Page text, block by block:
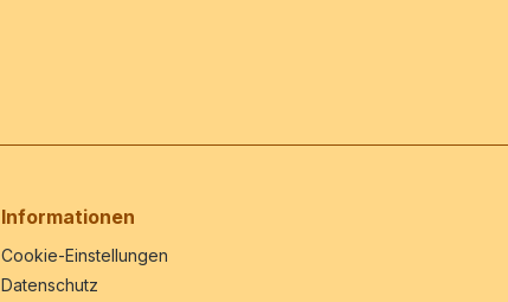
Informationen
Cookie-Einstellungen
Datenschutz